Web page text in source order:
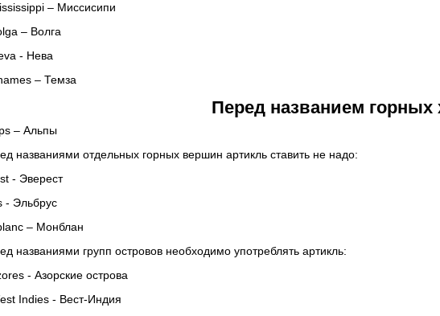
– Миссисипи
– Волга
- Нева
– Темза
Перед названием горных
– Альпы
названиями отдельных горных вершин артикль ставить не надо:
- Эверест
- Эльбрус
– Монблан
названиями групп островов необходимо употреблять артикль:
- Азорские острова
Indies - Вест-Индия